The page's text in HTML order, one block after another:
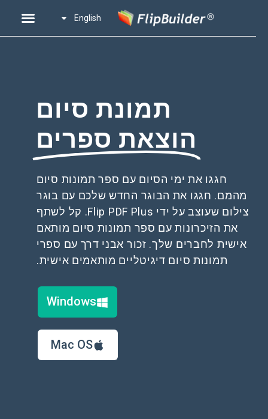
English
תמונת סיום
הוצאת ספרים
חגגו את ימי הסיום עם ספר תמונות סיום
מהמם. חגגו את הבוגר החדש שלכם עם בוגר
צילום שעוצב על ידי Flip PDF Plus. קל לשתף
את הזיכרונות עם ספר תמונות סיום מותאם
אישית לחברים שלך. זכור אבני דרך עם ספרי
תמונות סיום דיגיטליים מותאמים אישית.
Windows
Mac OS